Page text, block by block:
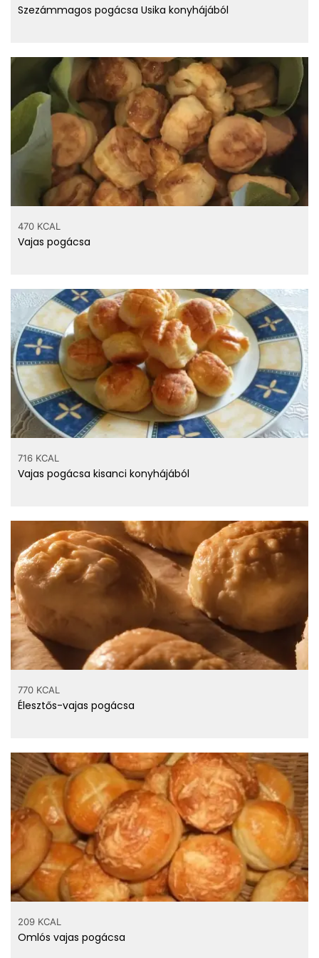
Szezámmagos pogácsa Usika konyhájából
470 KCAL
Vajas pogácsa
716 KCAL
Vajas pogácsa kisanci konyhájából
770 KCAL
Élesztős-vajas pogácsa
209 KCAL
Omlós vajas pogácsa